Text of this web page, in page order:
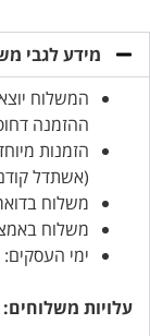
מידע לגבי
ההזמנה
(אשתדל
משלוח בדואר רשום
משלוח באמצעות
ימי
עלויות משלוחים: